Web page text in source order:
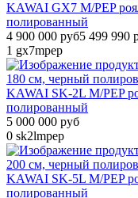
KAWAI GX7 M/PEP
полированный
4 900 000 руб5 499 990
1 gx7mpep
KAWAI SK-2L M/PEP
полированный
5 000 000 руб
0 sk2lmpep
KAWAI SK-5L M/PEP
полированный